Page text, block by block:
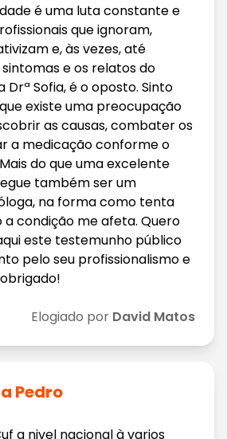
é uma luta constante e
que ignoram,
e, às vezes, até
e os relatos do
Drª Sofia, é o oposto. Sinto
existe uma preocupação
as causas, combater os
a medicação conforme o
do que uma excelente
também ser um
na forma como tenta
condição me afeta. Quero
este testemunho público
pelo seu profissionalismo e
Elogiado por David Matos
Pedro
a nivel nacional à varios